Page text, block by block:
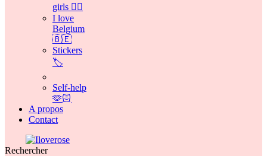
girls 👯‍♀️
I love
Belgium
🇧🇪
Stickers
🏷️
Self-help
🫶🏻
A propos
Contact
Rechercher